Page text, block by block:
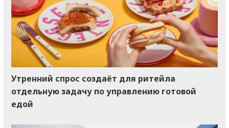
Утренний спрос создаёт для ритейла
отдельную задачу по управлению готовой
едой